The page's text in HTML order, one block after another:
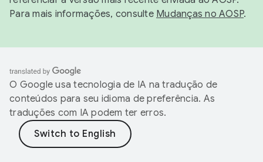
Para mais informações, consulte Mudanças no AOSP.
O Google usa tecnologia de IA na tradução de
conteúdos para seu idioma de preferência. As
traduções com IA podem ter erros.